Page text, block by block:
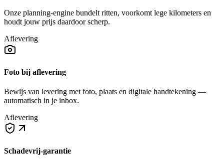
Onze planning-engine bundelt ritten, voorkomt lege kilometers en
houdt jouw prijs daardoor scherp.
Aflevering
Foto bij aflevering
Bewijs van levering met foto, plaats en digitale handtekening —
automatisch in je inbox.
Aflevering
Schadevrij-garantie